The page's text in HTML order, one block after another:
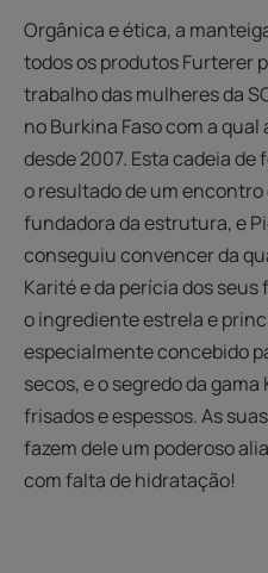
Orgânica e ética, a
todos os produtos Furterer
trabalho das mulheres da
no Burkina Faso com a
desde 2007. Esta cadeia
o resultado de um
fundadora da estrutura, e
conseguiu convencer da
Karité e da perícia dos
o ingrediente estrela e
especialmente concebido
secos, e o segredo da
frisados e espessos. As
fazem dele um poderoso
com falta de hidratação!